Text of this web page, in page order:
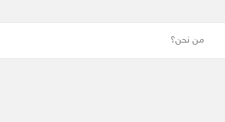
من نحن؟